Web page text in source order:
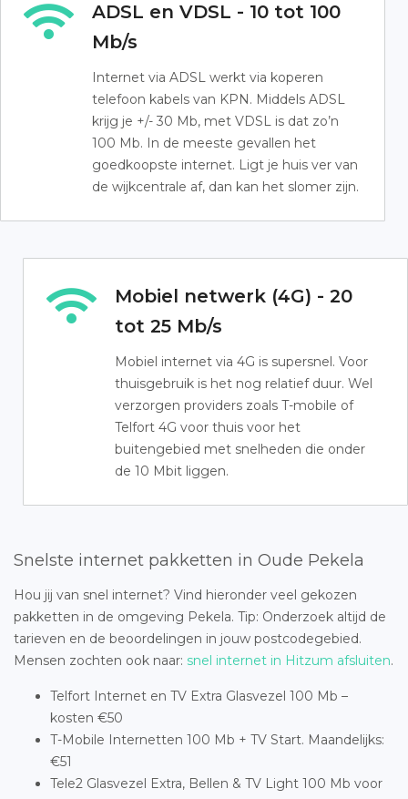
ADSL en VDSL - 10 tot 100
Mb/s
Internet via ADSL werkt via koperen
telefoon kabels van KPN. Middels ADSL
krijg je +/- 30 Mb, met VDSL is dat zo’n
100 Mb. In de meeste gevallen het
goedkoopste internet. Ligt je huis ver van
de wijkcentrale af, dan kan het slomer zijn.
Mobiel netwerk (4G) - 20
tot 25 Mb/s
Mobiel internet via 4G is supersnel. Voor
thuisgebruik is het nog relatief duur. Wel
verzorgen providers zoals T-mobile of
Telfort 4G voor thuis voor het
buitengebied met snelheden die onder
de 10 Mbit liggen.
Snelste internet pakketten in Oude Pekela
Hou jij van snel internet? Vind hieronder veel gekozen
pakketten in de omgeving Pekela. Tip: Onderzoek altijd de
tarieven en de beoordelingen in jouw postcodegebied.
Mensen zochten ook naar: snel internet in Hitzum afsluiten.
Telfort Internet en TV Extra Glasvezel 100 Mb –
kosten €50
T-Mobile Internetten 100 Mb + TV Start. Maandelijks:
€51
Tele2 Glasvezel Extra, Bellen & TV Light 100 Mb voor